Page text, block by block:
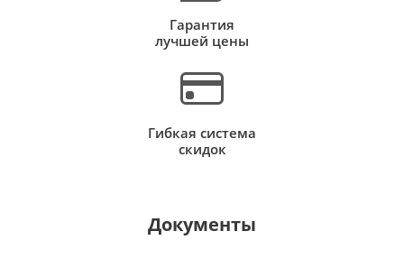
Гарантия
лучшей цены
Гибкая система
скидок
Документы